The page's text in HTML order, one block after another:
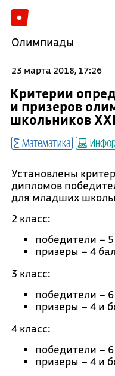
Олимпиады
23 марта 2018, 17:26
Критерии
и призеров
школьников
Математика
Установлены
дипломов
для младших
2 класс:
победители –
призеры – 4
3 класс:
победители –
призеры – 4 и
4 класс:
победители –
призеры – 4 и